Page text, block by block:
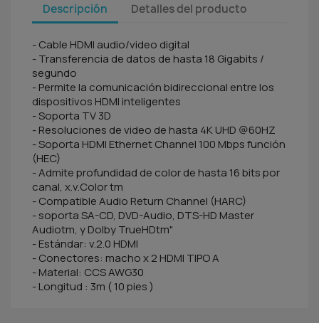
Descripción Detalles del producto
- Cable HDMI audio/video digital
- Transferencia de datos de hasta 18 Gigabits /
segundo
- Permite la comunicación bidireccional entre los
dispositivos HDMI inteligentes
- Soporta TV 3D
- Resoluciones de video de hasta 4K UHD @60HZ
- Soporta HDMI Ethernet Channel 100 Mbps función
(HEC)
- Admite profundidad de color de hasta 16 bits por
canal, x.v.Color tm
- Compatible Audio Return Channel (HARC)
- soporta SA-CD, DVD-Audio, DTS-HD Master
Audiotm, y Dolby TrueHDtm"
- Estándar: v.2.0 HDMI
- Conectores: macho x 2 HDMI TIPO A
- Material: CCS AWG30
- Longitud : 3m ( 10 pies )